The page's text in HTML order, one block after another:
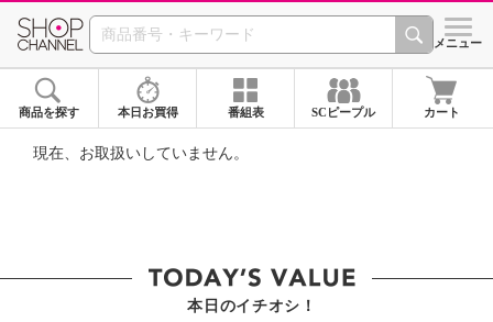
SHOP CHANNEL ショッ
メニュー
商品を探す 本日お買得 番組表 SCピープル カート
現在、お取扱いしていません。
本日のイチオシ！